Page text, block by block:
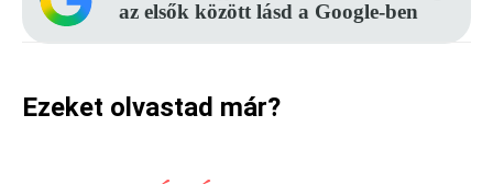
az elsők között lásd a Google-ben
Ezeket olvastad már?